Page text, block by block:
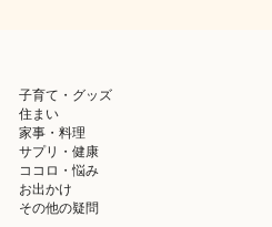
子育て・グッズ
住まい
家事・料理
サプリ・健康
ココロ・悩み
お出かけ
その他の疑問